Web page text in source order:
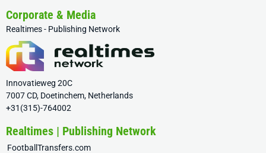
Corporate & Media
Realtimes - Publishing Network
Innovatieweg 20C
7007 CD, Doetinchem, Netherlands
+31(315)-764002
Realtimes | Publishing Network
FootballTransfers.com